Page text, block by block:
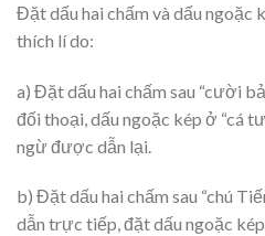
Đặt dấu hai chấm và dấu ngoặc
thích lí do:
a) Đặt dấu hai chấm sau “cười
đối thoại, dấu ngoặc kép ở “cá
ngừ được dẫn lại.
b) Đặt dấu hai chấm sau “chú
dẫn trực tiếp, đặt dấu ngoặc kép